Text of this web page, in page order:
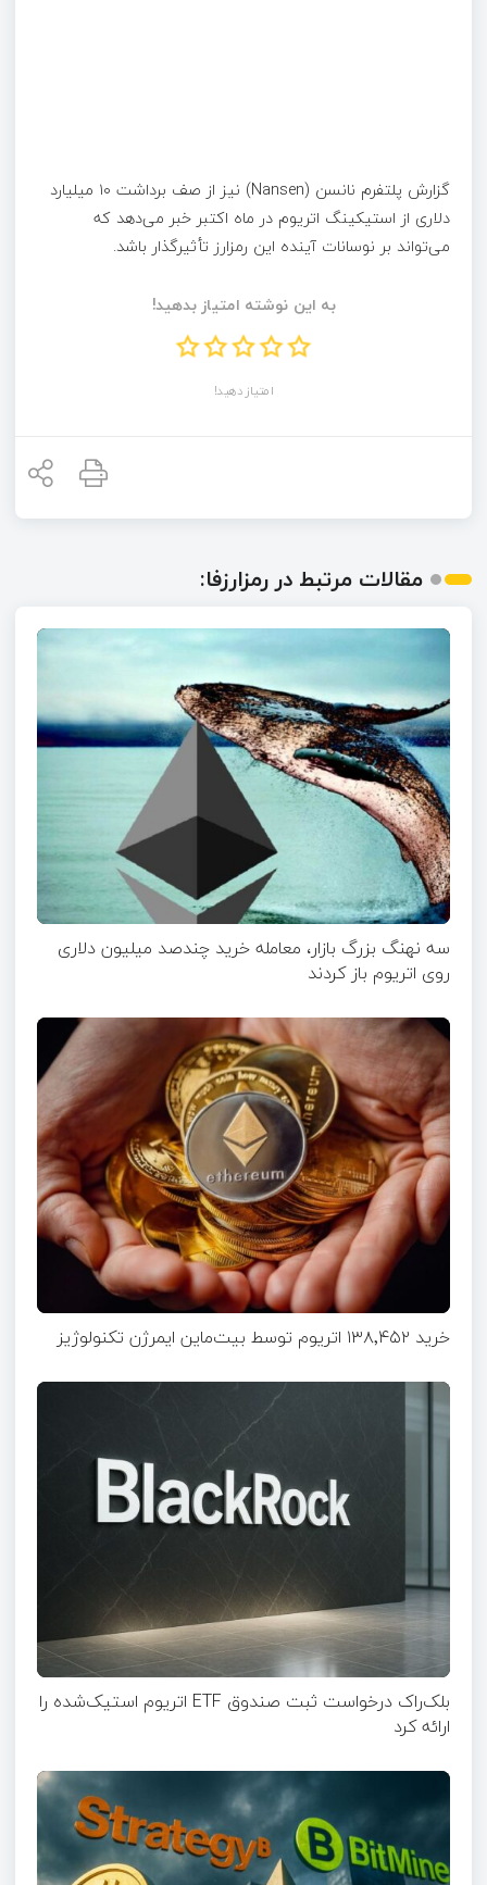
گزارش پلتفرم نانسن (Nansen) نیز از صف برداشت ۱۰ میلیارد
دلاری از استیکینگ اتریوم در ماه اکتبر خبر می‌دهد که
می‌تواند بر نوسانات آینده این رمزارز تأثیرگذار باشد.
به این نوشته امتیاز بدهید!
امتیاز دهید!
مقالات مرتبط در رمزارزفا:
سه نهنگ بزرگ بازار، معامله خرید چندصد میلیون دلاری
روی اتریوم باز کردند
خرید ۱۳۸٬۴۵۲ اتریوم توسط بیت‌ماین ایمرژن تکنولوژیز
بلک‌راک درخواست ثبت صندوق ETF اتریوم استیک‌شده را
ارائه کرد